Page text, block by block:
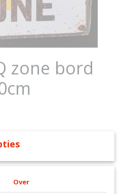
zone bord
Over